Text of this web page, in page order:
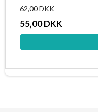
62,00 DKK
55,00 DKK